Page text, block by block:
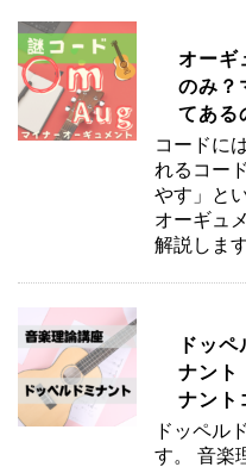
オーギ
のみ？
てある
コードに
れるコー
やす」と
オーギュ
解説しま
ドッ
ナント
ナント
ドッペル
す。 音楽